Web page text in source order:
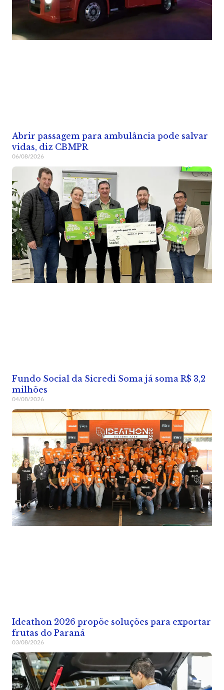
Abrir passagem para ambulância pode salvar
vidas, diz CBMPR
06/08/2026
Fundo Social da Sicredi Soma já soma R$ 3,2
milhões
04/08/2026
Ideathon 2026 propõe soluções para exportar
frutas do Paraná
03/08/2026